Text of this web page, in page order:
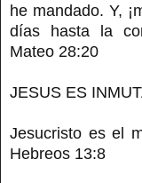
he mandado. Y,
días hasta la
Mateo 28:20
JESUS ES
Jesucristo es el
Hebreos 13:8